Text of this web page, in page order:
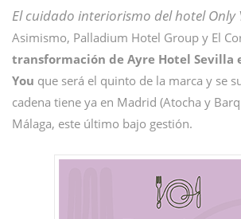
El cuidado interiorismo del hotel Only
Asimismo, Palladium Hotel Group y El
transformación de Ayre Hotel Sevilla
You que será el quinto de la marca y se
cadena tiene ya en Madrid (Atocha y
Málaga, este último bajo gestión.